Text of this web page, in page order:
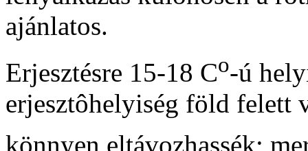
ajánlatos.
Erjesztésre 15-18 Co-ú
erjesztôhelyiség föld felett
könnyen eltávozhassék;